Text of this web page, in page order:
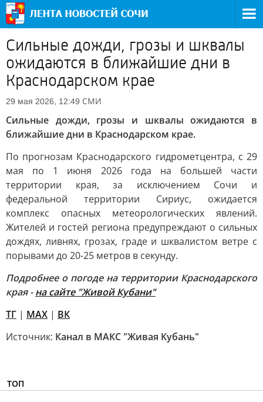
Сильные дожди, грозы и шквалы
ожидаются в ближайшие дни в
Краснодарском крае
29 мая 2026, 12:49 СМИ
Сильные дожди, грозы и шквалы ожидаются в
ближайшие дни в Краснодарском крае.
По прогнозам Краснодарского гидрометцентра, с 29
мая по 1 июня 2026 года на большей части
территории края, за исключением Сочи и
федеральной территории Сириус, ожидается
комплекс опасных метеорологических явлений.
Жителей и гостей региона предупреждают о сильных
дождях, ливнях, грозах, граде и шквалистом ветре с
порывами до 20-25 метров в секунду.
Подробнее о погоде на территории Краснодарского
края -на сайте "Живой Кубани"
TГ | MAX | ВК
Источник: Канал в МАКС "Живая Кубань"
ТОП